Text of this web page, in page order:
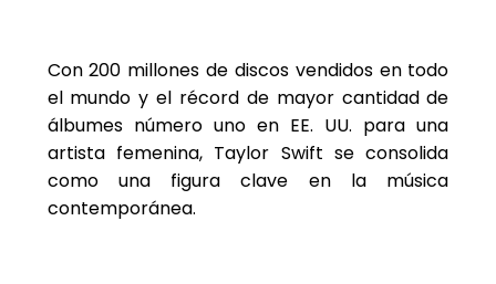
Con 200 millones de discos vendidos en todo
el mundo y el récord de mayor cantidad de
álbumes número uno en EE. UU. para una
artista femenina, Taylor Swift se consolida
como una figura clave en la música
contemporánea.